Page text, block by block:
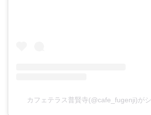
カフェテラス普賢寺(@cafe_fugenji)が